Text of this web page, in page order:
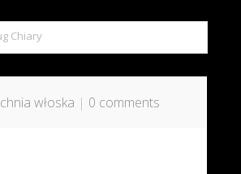
Chiary
włoska | 0 comments